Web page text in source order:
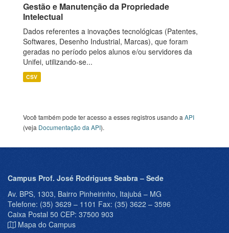
Gestão e Manutenção da Propriedade
Intelectual
Dados referentes a inovações tecnológicas (Patentes,
Softwares, Desenho Industrial, Marcas), que foram
geradas no período pelos alunos e/ou servidores da
Unifei, utilizando-se...
CSV
Você também pode ter acesso a esses registros usando a API
(veja Documentação da API).
Campus Prof. José Rodrigues Seabra – Sede
Av. BPS, 1303, Bairro Pinheirinho, Itajubá – MG
Telefone: (35) 3629 – 1101 Fax: (35) 3622 – 3596
Caixa Postal 50 CEP: 37500 903
Mapa do Campus